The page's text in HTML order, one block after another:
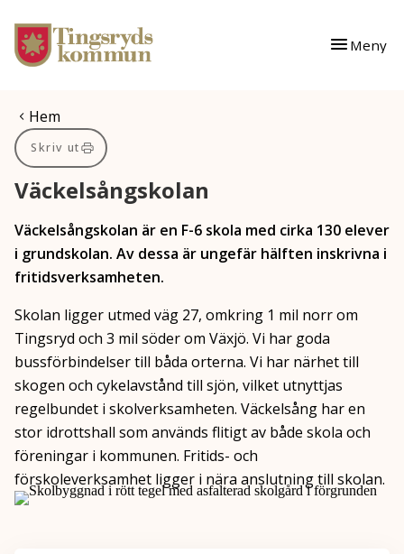
Gå till innehåll
Gå till huvudmeny
Meny
Du är här:
Hem
Skriv ut
Väckelsångskolan
Väckelsångskolan är en F-6 skola med cirka 130 elever
i grundskolan. Av dessa är ungefär hälften inskrivna i
fritidsverksamheten.
Skolan ligger utmed väg 27, omkring 1 mil norr om
Tingsryd och 3 mil söder om Växjö. Vi har goda
bussförbindelser till båda orterna. Vi har närhet till
skogen och cykelavstånd till sjön, vilket utnyttjas
regelbundet i skolverksamheten. Väckelsång har en
stor idrottshall som används flitigt av både skola och
föreningar i kommunen. Fritids- och
förskoleverksamhet ligger i nära anslutning till skolan.